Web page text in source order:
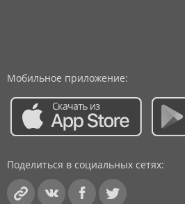
Мобильное приложение:
Поделиться в социальных сетях: